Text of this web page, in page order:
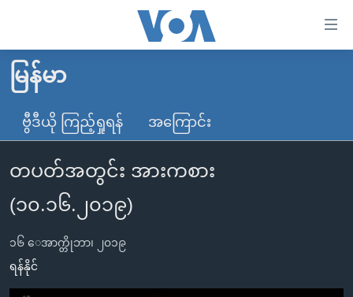
လွယ်ကူ
စေ
သည့်
များ
ပင်မ
သို့
ကျော်
ကြည့်
မူလစာမျက်နှာ
မြန်မာ
ကမ္ဘာ့သတင်းများ
နိုင်ငံတကာ
အမေရိကန်
အစ္စရေး-ပါလက်စတိုင်း
ဗွီဒီယို
သတင်းလွတ်လပ်ခွင့်
ရပ်ဝန်းတခု လမ်းတခု အလွန်
အင်္ဂလိပ်စာလေ့လာမယ်
မြန်မာ
ဗွီဒီယို ကြည့်ရှုရန် အကြောင်း
တပတ်အတွင်း အားကစား
(၁၀.၁၆.၂၀၁၉)
၁၆ ေအာက္တိုဘာ၊ ၂၀၁၉
ရန်နိုင်